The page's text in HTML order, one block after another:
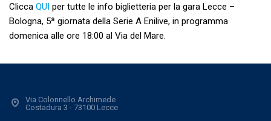
Clicca QUI per tutte le info biglietteria per la gara Lecce –
Bologna, 5ª giornata della Serie A Enilive, in programma
domenica alle ore 18:00 al Via del Mare.
Via Colonnello Archimede
Costadura 3 - 73100 Lecce